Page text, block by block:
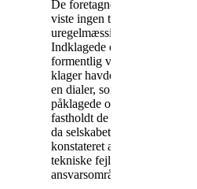
De foretagne undersøgelser
viste ingen tegn på fejl eller
uregelmæssigheder.
Indklagede oplyste, at der
formentlig var tale om, at
klager havde fået downloadet
en dialer, som foretog de
påklagede opkald. Indklagede
fastholdt de udestående beløb,
da selskabet ikke havde
konstateret administrative eller
tekniske fejl inden for deres
ansvarsområde.